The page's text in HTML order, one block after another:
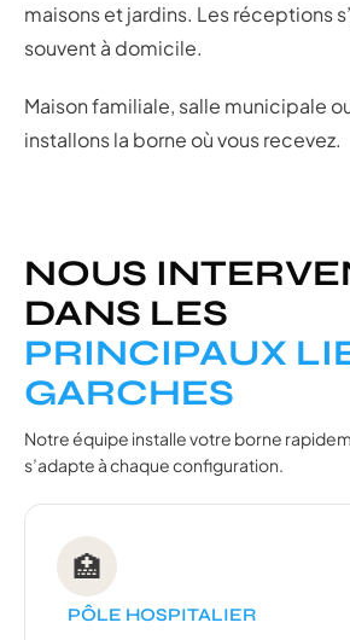
maisons et jardins. Les réceptions
souvent à domicile.
Maison familiale, salle municipale
installons la borne où vous recevez.
NOUS
DANS LES
PRINCIPAUX
GARCHES
Notre équipe installe votre borne
s’adapte à chaque configuration.
🏥
PÔLE HOSPITALIER